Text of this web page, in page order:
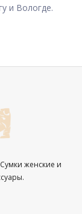
и Вологде.
женские и